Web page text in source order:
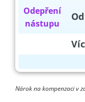
Odepření
nástupu
Nárok na kompenzaci v